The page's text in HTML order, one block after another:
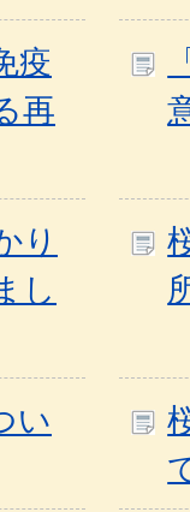
疫
再
り
し
い